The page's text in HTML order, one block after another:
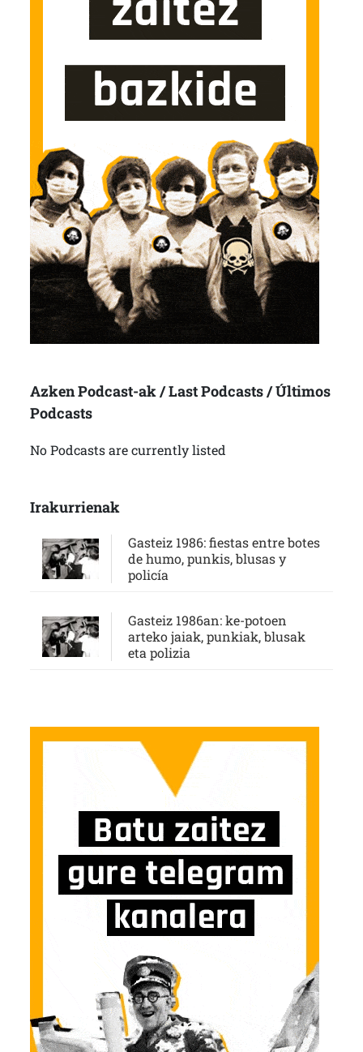
Azken Podcast-ak / Last Podcasts / Últimos
Podcasts
No Podcasts are currently listed
Irakurrienak
Gasteiz 1986: fiestas entre botes
de humo, punkis, blusas y
policía
Gasteiz 1986an: ke-potoen
arteko jaiak, punkiak, blusak
eta polizia